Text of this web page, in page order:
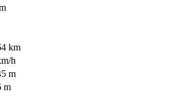
km
h
m
m